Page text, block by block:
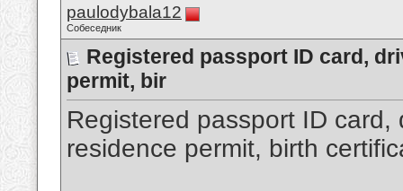
paulodybala12
Собеседник
Registered passport ID card,
permit, bir
Registered passport ID
residence permit, birth